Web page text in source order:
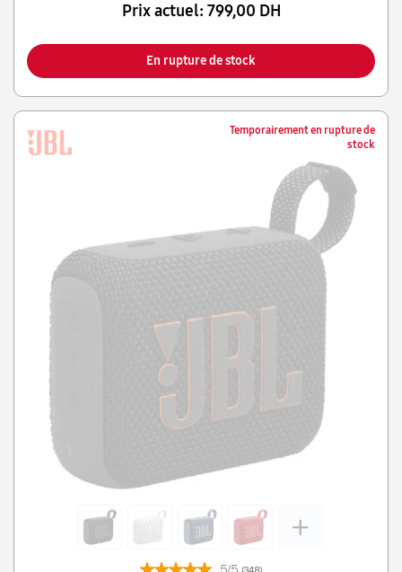
Prix actuel: 799,00 DH
En rupture de stock
Temporairement en rupture de
stock
(348)